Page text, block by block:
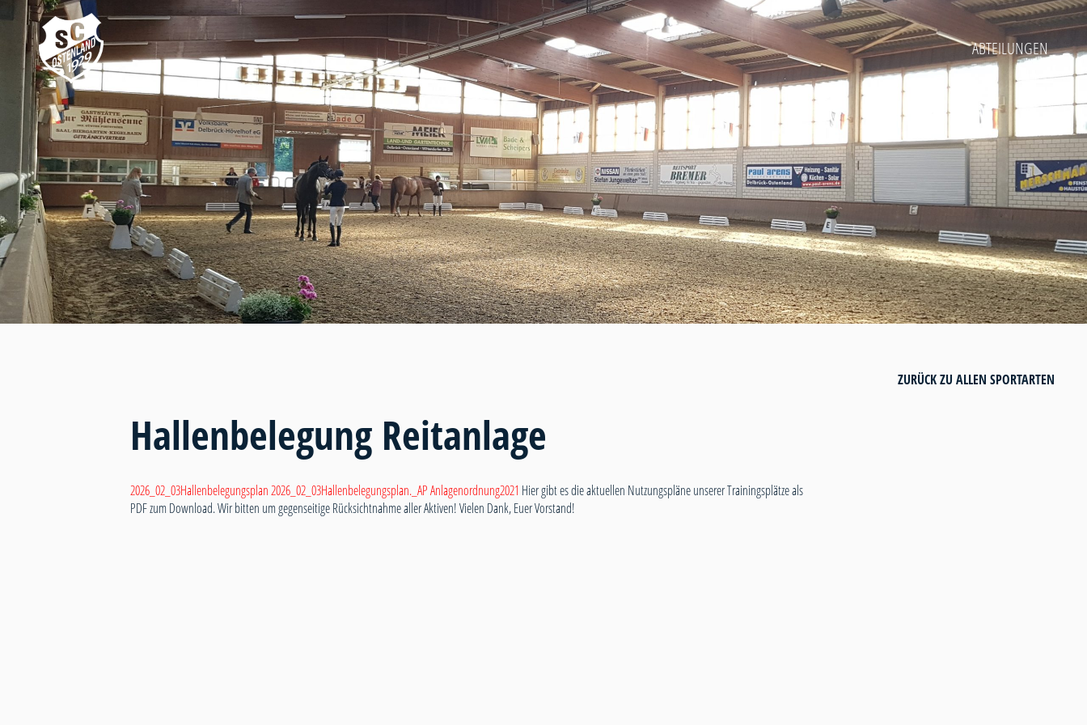
ABTEILUNGEN
ZURÜCK ZU ALLEN SPORTARTEN
Hallenbelegung Reitanlage
2026_02_03Hallenbelegungsplan2026_02_03Hallenbelegungsplan._APAnlagenordnung2021 Hier gibt es die aktuellen Nutzungspläne unserer Trainingsplätze als
PDF zum Download. Wir bitten um gegenseitige Rücksichtnahme aller Aktiven! Vielen Dank, Euer Vorstand!